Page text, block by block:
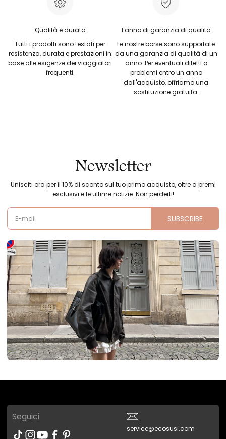
Qualità e durata
Tutti i prodotti sono testati per
resistenza, durata e prestazioni in
base alle esigenze dei viaggiatori
frequenti.
1 anno di garanzia di qualità
Le nostre borse sono supportate
da una garanzia di qualità di un
anno. Per eventuali difetti o
problemi entro un anno
dall'acquisto, offriamo una
sostituzione gratuita.
Newsletter
Unisciti ora per il 10% di sconto sul tuo primo acquisto, oltre a premi
esclusivi e le ultime notizie. Non perderti!
E-mail SUBSCRIBE
Seguici
service@ecosusi.com